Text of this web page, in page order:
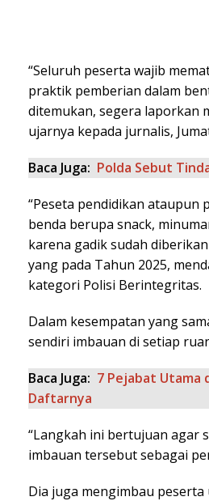
“Seluruh peserta wajib
praktik pemberian dalam
ditemukan, segera laporkan
ujarnya kepada jurnalis,
Baca Juga: Polda Sebut
“Peseta pendidikan ataupun
benda berupa snack,
karena gadik sudah
yang pada Tahun 2025,
kategori Polisi Berintegritas.
Dalam kesempatan yang
sendiri imbauan di setiap
Baca Juga: 7 Pejabat Utama
Daftarnya
“Langkah ini bertujuan agar
imbauan tersebut sebagai
Dia juga mengimbau